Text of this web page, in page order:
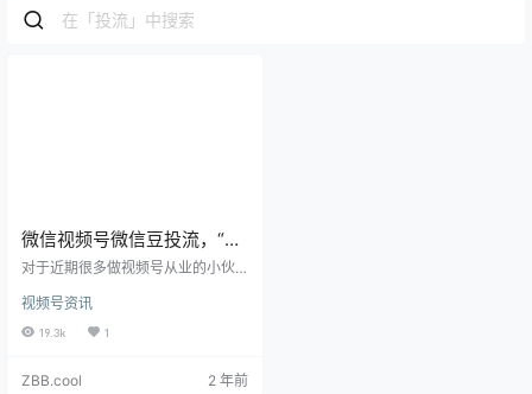
微信视频号微信豆投流，“卡
赔付”的规则和条件，必看
对于近期很多做视频号从业的小伙
流，“卡赔付”的规则和条件，必看
一、适用条件（以下条件需同时满
容。 2.适用的加热时长：实际加热
视频号资讯
19.3k 1
ZBB.cool 2 年前